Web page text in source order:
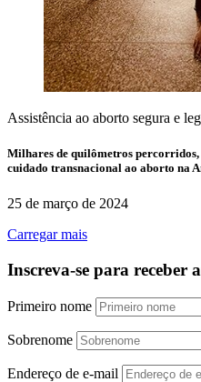
Assistência ao aborto segura e
Milhares de quilômetros
cuidado transnacional ao aborto na
25 de março de 2024
Carregar mais
Inscreva-se para receber
Primeiro nome
Sobrenome
Endereço de e-mail